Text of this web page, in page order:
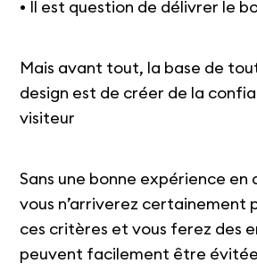
• Il est question de délivrer le
Mais avant tout, la base de
design est de créer de la
visiteur
Sans une bonne expérience en
vous n’arriverez certainement
ces critères et vous ferez des
peuvent facilement être